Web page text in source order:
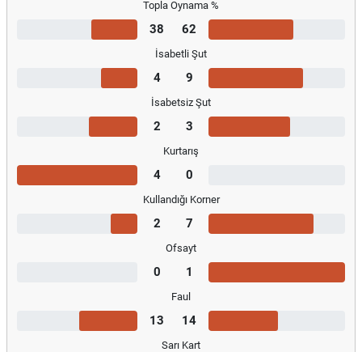
Topla Oynama %
38 62
İsabetli Şut
4 9
İsabetsiz Şut
2 3
Kurtarış
4 0
Kullandığı Korner
2 7
Ofsayt
0 1
Faul
13 14
Sarı Kart